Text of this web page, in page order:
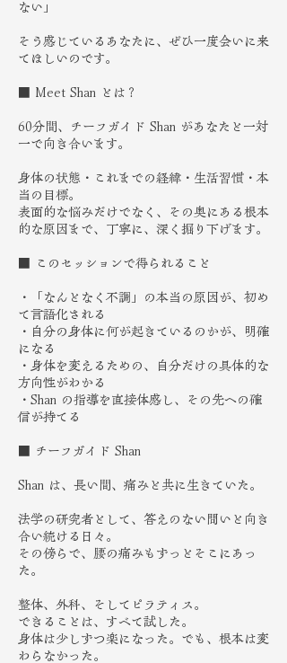
ない」
そう感じているあなたに、ぜひ一度会いに来
てほしいのです。
■ Meet Shan とは？
60分間、チーフガイド Shan があなたと一対
一で向き合います。
身体の状態・これまでの経緯・生活習慣・本
当の目標。
表面的な悩みだけでなく、その奥にある根本
的な原因まで、丁寧に、深く掘り下げます。
■ このセッションで得られること
・「なんとなく不調」の本当の原因が、初め
て言語化される
・自分の身体に何が起きているのかが、明確
になる
・身体を変えるための、自分だけの具体的な
方向性がわかる
・Shan の指導を直接体感し、その先への確
信が持てる
■ チーフガイド Shan
Shan は、長い間、痛みと共に生きていた。
法学の研究者として、答えのない問いと向き
合い続ける日々。
その傍らで、腰の痛みもずっとそこにあっ
た。
整体、外科、そしてピラティス。
できることは、すべて試した。
身体は少しずつ楽になった。でも、根本は変
わらなかった。